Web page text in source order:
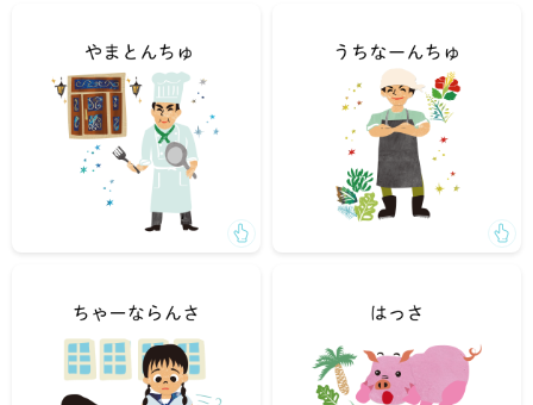
「もっと練習したいのに、家にはピアノがなくてちゃーな